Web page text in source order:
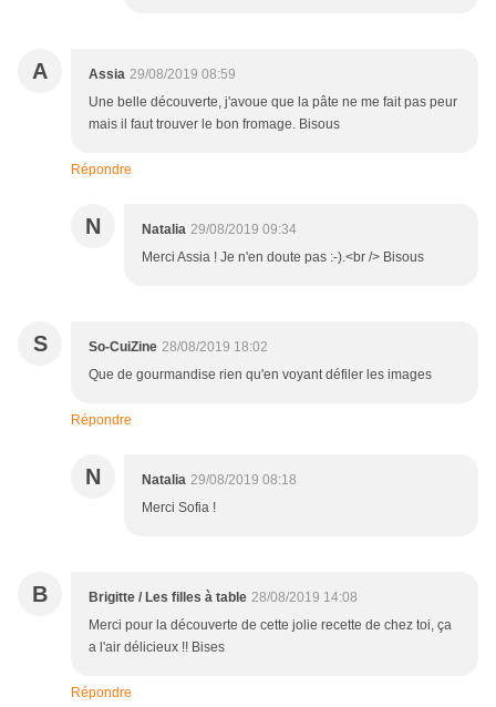
A Assia 29/08/2019 08:59
Une belle découverte, j'avoue que la pâte ne me fait pas peur
mais il faut trouver le bon fromage. Bisous
Répondre
N Natalia 29/08/2019 09:34
Merci Assia ! Je n'en doute pas :-).<br /> Bisous
S So-CuiZine 28/08/2019 18:02
Que de gourmandise rien qu'en voyant défiler les images
Répondre
N Natalia 29/08/2019 08:18
Merci Sofia !
B Brigitte / Les filles à table 28/08/2019 14:08
Merci pour la découverte de cette jolie recette de chez toi, ça
a l'air délicieux !! Bises
Répondre